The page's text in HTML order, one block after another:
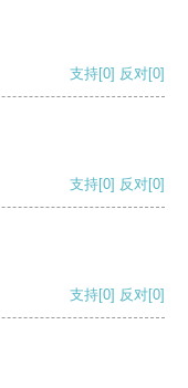
支持[0] 反对[0]
支持[0] 反对[0]
支持[0] 反对[0]